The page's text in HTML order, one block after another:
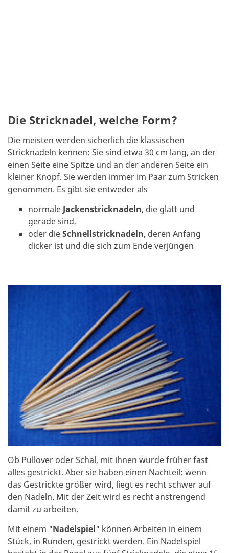
Die Stricknadel, welche Form?
Die meisten werden sicherlich die klassischen
Stricknadeln kennen: Sie sind etwa 30 cm lang, an der
einen Seite eine Spitze und an der anderen Seite ein
kleiner Knopf. Sie werden immer im Paar zum Stricken
genommen. Es gibt sie entweder als
normale Jackenstricknadeln, die glatt und
gerade sind,
oder dieSchnellstricknadeln, deren Anfang
dicker ist und die sich zum Ende verjüngen
Ob Pullover oder Schal, mit ihnen wurde früher fast
alles gestrickt. Aber sie haben einen Nachteil: wenn
das Gestrickte größer wird, liegt es recht schwer auf
den Nadeln. Mit der Zeit wird es recht anstrengend
damit zu arbeiten.
Mit einem "Nadelspiel" können Arbeiten in einem
Stück, in Runden, gestrickt werden. Ein Nadelspiel